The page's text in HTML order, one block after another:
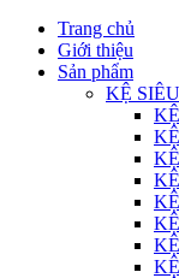
Trang chủ
Giới thiệu
Sản phẩm
KỆ